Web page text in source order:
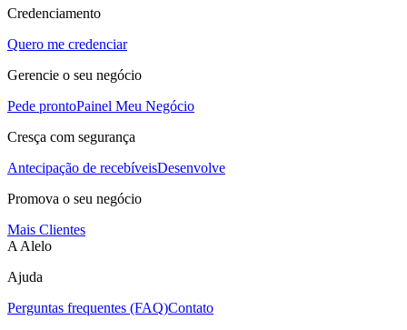
Credenciamento
Quero me credenciar
Gerencie o seu negócio
Pede prontoPainel Meu Negócio
Cresça com segurança
Antecipação de recebíveisDesenvolve
Promova o seu negócio
Mais Clientes
A Alelo
Ajuda
Perguntas frequentes (FAQ)Contato